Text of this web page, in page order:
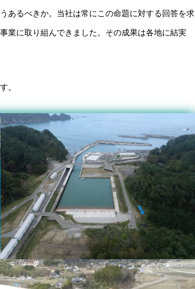
あるべきか。当社は常にこの命題に対する回答を求
業に取り組んできました。その成果は各地に結実
。